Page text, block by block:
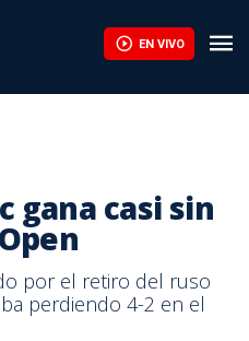
EN VIVO
gana casi sin
por el retiro del ruso
perdiendo 4-2 en el